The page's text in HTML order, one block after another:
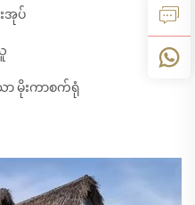
အုပ်
ာ မိုးကာစက်ရုံ